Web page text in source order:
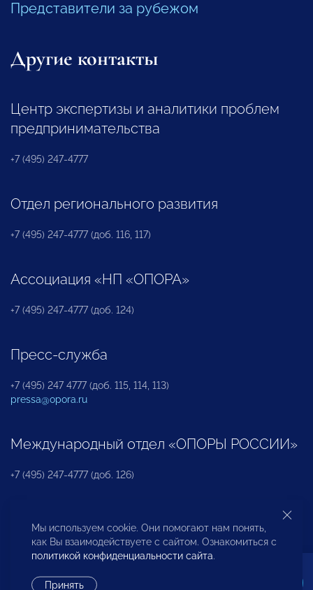
Представители за рубежом
Другие контакты
Центр экспертизы и аналитики проблем
предпринимательства
+7 (495) 247-4777
Отдел регионального развития
+7 (495) 247-4777 (доб. 116, 117)
Ассоциация «НП «ОПОРА»
+7 (495) 247-4777 (доб. 124)
Пресс-служба
+7 (495) 247 4777 (доб. 115, 114, 113)
pressa@opora.ru
Международный отдел «ОПОРЫ РОССИИ»
+7 (495) 247-4777 (доб. 126)
Бюро по защите прав предпринимателей и
инвесторов
Мы используем cookie. Они помогают нам понять,
как Вы взаимодействуете с сайтом. Ознакомиться с
политикой конфиденциальности сайта.
Принять